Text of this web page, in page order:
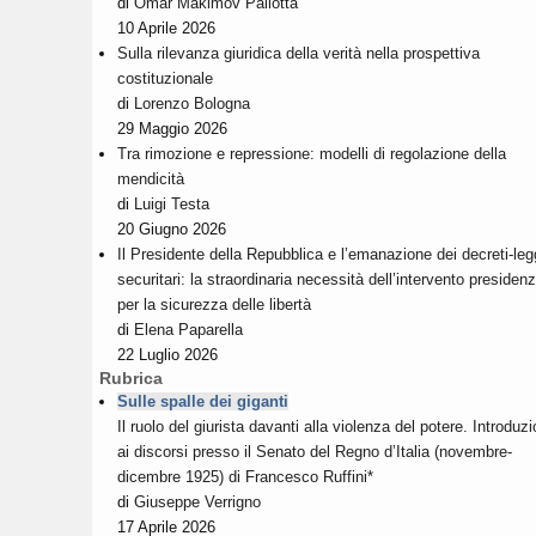
10 Aprile 2026
Sulla rilevanza giuridica della verità nella prospettiva
costituzionale
di Lorenzo Bologna
29 Maggio 2026
Tra rimozione e repressione: modelli di regolazione della
mendicità
di Luigi Testa
20 Giugno 2026
Il Presidente della Repubblica e l’emanazione dei decreti-
securitari: la straordinaria necessità dell’intervento
per la sicurezza delle libertà
di Elena Paparella
22 Luglio 2026
Rubrica
Sulle spalle dei giganti
Il ruolo del giurista davanti alla violenza del potere.
ai discorsi presso il Senato del Regno d’Italia (novembre-
dicembre 1925) di Francesco Ruffini*
di Giuseppe Verrigno
17 Aprile 2026